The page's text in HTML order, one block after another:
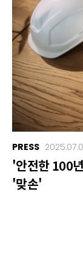
PRESS
'안전한 100
'맞손'